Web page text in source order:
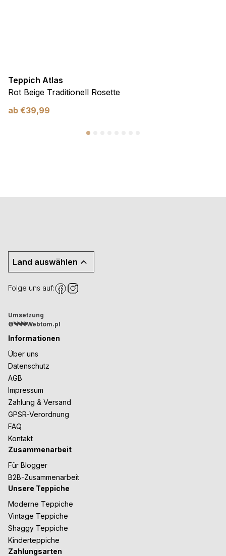
Teppich Atlas
Rot Beige Traditionell Rosette
ab €39,99
Land auswählen
Folge uns auf:
Umsetzung
©
Webtom.pl
Informationen
Über uns
Datenschutz
AGB
Impressum
Zahlung & Versand
GPSR-Verordnung
FAQ
Kontakt
Zusammenarbeit
Für Blogger
B2B-Zusammenarbeit
Unsere Teppiche
Moderne Teppiche
Vintage Teppiche
Shaggy Teppiche
Kinderteppiche
Zahlungsarten